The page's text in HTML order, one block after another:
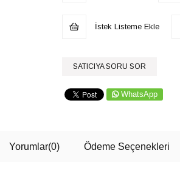
İstek Listeme Ekle
SATICIYA SORU SOR
WhatsApp
Yorumlar(0) Ödeme Seçenekleri